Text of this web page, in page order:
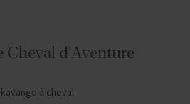
Cheval d'Aventure
à cheval